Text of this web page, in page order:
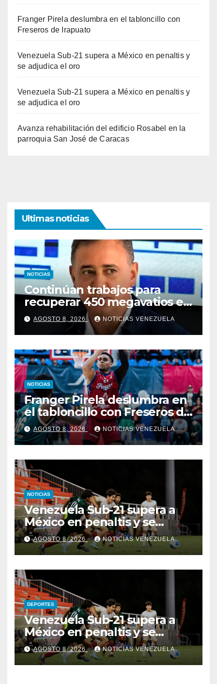
Franger Pirela deslumbra en el tabloncillo con
Freseros de Irapuato
Venezuela Sub-21 supera a México en penaltis y
se adjudica el oro
Venezuela Sub-21 supera a México en penaltis y
se adjudica el oro
Avanza rehabilitación del edificio Rosabel en la
parroquia San José de Caracas
Ultimas noticias
NOTICIAS
Continúan trabajos para
recuperar 450 megavatios en
Termocarabobo tras sismos
AGOSTO 8, 2026 NOTICIAS VENEZUELA
NOTICIAS
Franger Pirela deslumbra en
el tabloncillo con Freseros de
Irapuato
AGOSTO 8, 2026 NOTICIAS VENEZUELA
NOTICIAS
Venezuela Sub-21 supera a
México en penaltis y se
adjudica el oro
AGOSTO 8, 2026 NOTICIAS VENEZUELA
DEPORTES
Venezuela Sub-21 supera a
México en penaltis y se
adjudica el oro
AGOSTO 8, 2026 NOTICIAS VENEZUELA